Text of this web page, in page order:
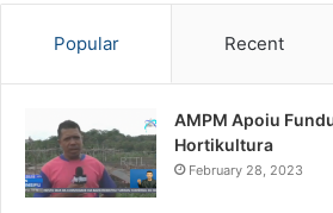
Popular Recent
AMPM Apoiu
Hortikultura
February 28, 2023